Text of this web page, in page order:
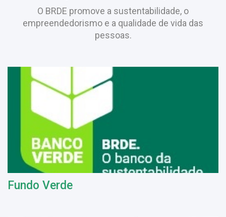
O BRDE promove a sustentabilidade, o
empreendedorismo e a qualidade de vida das
pessoas.
Fundo Verde